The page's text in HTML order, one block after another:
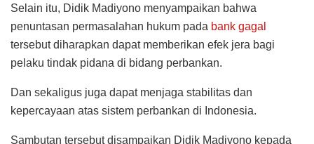
Selain itu, Didik Madiyono menyampaikan bahwa
penuntasan permasalahan hukum pada bank gagal
tersebut diharapkan dapat memberikan efek jera bagi
pelaku tindak pidana di bidang perbankan.
Dan sekaligus juga dapat menjaga stabilitas dan
kepercayaan atas sistem perbankan di Indonesia.
Sambutan tersebut disampaikan Didik Madiyono kepada